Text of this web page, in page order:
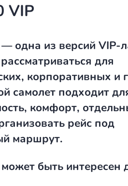
VIP
— одна из версий VIP-
для
корпоративных и
самолет подходит
комфорт,
рейс под
маршрут.
быть интересен